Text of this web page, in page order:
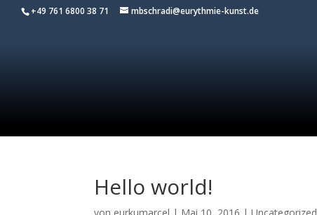
+49 761 6800 38 71 mbschradi@eurythmie-kunst.de
Hello world!